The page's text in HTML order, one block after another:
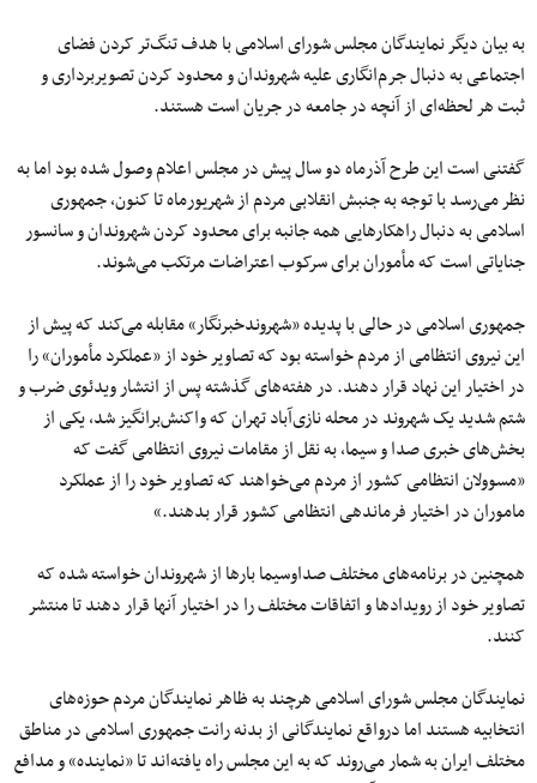
به بیان دیگر نمایندگان مجلس شورای اسلامی با هدف تنگ‌تر کردن فضای
اجتماعی به دنبال جرم‌انگاری علیه شهروندان و محدود کردن تصویربرداری و
ثبت هر لحظه‌ای از آنچه در جامعه در جریان است هستند.
گفتنی است این طرح آذرماه دو سال پیش در مجلس اعلام وصول شده بود اما به
نظر می‌رسد با توجه به جنبش انقلابی مردم از شهریورماه تا کنون، جمهوری
اسلامی به دنبال راهکارهایی همه جانبه برای محدود کردن شهروندان و سانسور
جنایاتی است که مأموران برای سرکوب اعتراضات مرتکب می‌شوند.
جمهوری اسلامی در حالی با پدیده «شهروندخبرنگار» مقابله می‌کند که پیش از
این نیروی انتظامی از مردم خواسته بود که تصاویر خود از «عملکرد مأموران» را
در اختیار این نهاد قرار دهند. در هفته‌های گذشته پس از انتشار ویدئوی ضرب و
شتم شدید یک شهروند در محله نازی‌آباد تهران که واکنش‌برانگیز شد، یکی از
بخش‌های خبری صدا و سیما، به نقل از مقامات نیروی انتظامی گفت که
«مسوولان انتظامی کشور از مردم می‌خواهند که تصاویر خود را از عملکرد
ماموران در اختیار فرماندهی انتظامی کشور قرار بدهند.»
همچنین در برنامه‌های مختلف صداوسیما بارها از شهروندان خواسته شده که
تصاویر خود از رویدادها و اتفاقات مختلف را در اختیار آنها قرار دهند تا منتشر
کنند.
نمایندگان مجلس شورای اسلامی هرچند به ظاهر نمایندگان مردم حوزه‌های
انتخابیه هستند اما درواقع نمایندگانی از بدنه رانت جمهوری اسلامی در مناطق
مختلف ایران به شمار می‌روند که به این مجلس راه یافته‌اند تا «نماینده» و مدافع